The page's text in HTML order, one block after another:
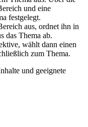
und eine
festgelegt.
aus, ordnet ihn in
das Thema ab.
wählt dann einen
zum Thema.
und geeignete